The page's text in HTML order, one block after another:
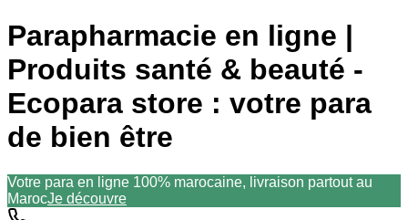
Parapharmacie en ligne |
Produits santé & beauté -
Ecopara store : votre para
de bien être
Votre para en ligne 100% marocaine, livraison partout au
MarocJe découvre